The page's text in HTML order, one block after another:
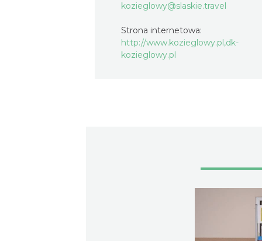
kozieglowy@slaskie.travel
Strona internetowa:
http://www.kozieglowy.pl,dk-
kozieglowy.pl